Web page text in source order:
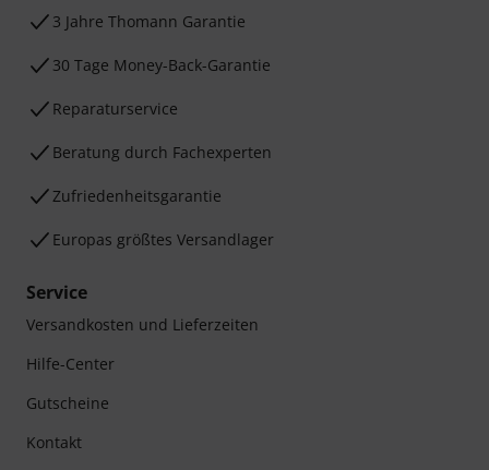
3 Jahre Thomann Garantie
30 Tage Money-Back-Garantie
Reparaturservice
Beratung durch Fachexperten
Zufriedenheitsgarantie
Europas größtes Versandlager
Service
Versandkosten und Lieferzeiten
Hilfe-Center
Gutscheine
Kontakt